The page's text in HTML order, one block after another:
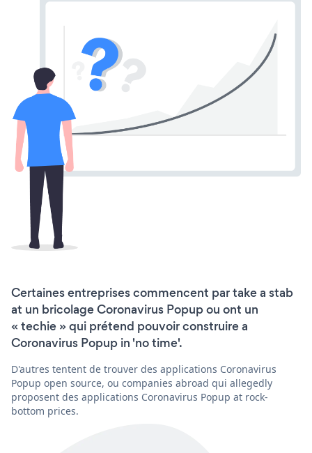
Certaines entreprises commencent par take a stab
at un bricolage Coronavirus Popup ou ont un
« techie » qui prétend pouvoir construire a
Coronavirus Popup in 'no time'.
D'autres tentent de trouver des applications Coronavirus
Popup open source, ou companies abroad qui allegedly
proposent des applications Coronavirus Popup at rock-
bottom prices.